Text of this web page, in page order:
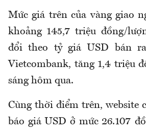
Mức giá trên của vàng giao
khoảng 145,7 triệu đồng/
đổi theo tỷ giá USD bán
Vietcombank, tăng 1,4 triệu
sáng hôm qua.
Cùng thời điểm trên, website
báo giá USD ở mức 26.107